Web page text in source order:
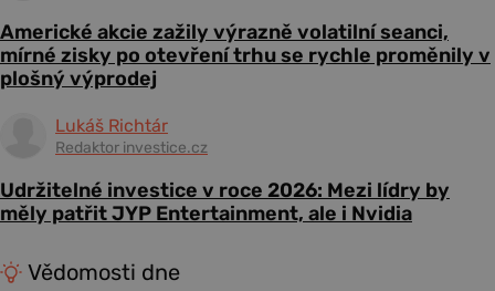
Americké akcie zažily výrazně volatilní seanci,
mírné zisky po otevření trhu se rychle proměnily v
plošný výprodej
Lukáš Richtár
Redaktor investice.cz
Udržitelné investice v roce 2026: Mezi lídry by
měly patřit JYP Entertainment, ale i Nvidia
Vědomosti dne